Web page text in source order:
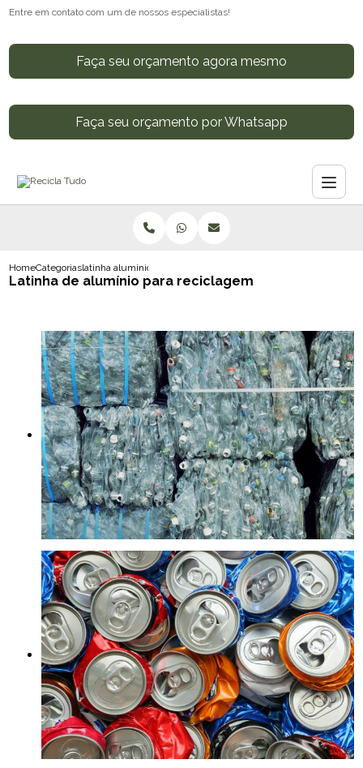
Entre em contato com um de nossos especialistas!
Faça seu orçamento agora mesmo
Faça seu orçamento por Whatsapp
HomeCategoriaslatinha aluminio reciclagem
Latinha de alumínio para reciclagem